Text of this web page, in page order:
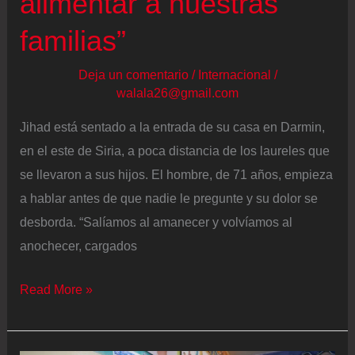
Asad
familias”
Deja un comentario / Internacional /
walala26@gmail.com
Jihad está sentado a la entrada de su casa en Darmin,
en el este de Siria, a poca distancia de los laureles que
se llevaron a sus hijos. El hombre, de 71 años, empieza
a hablar antes de que nadie le pregunte y su dolor se
desborda. “Salíamos al amanecer y volvíamos al
anochecer, cargados
Laureles
de
Read More »